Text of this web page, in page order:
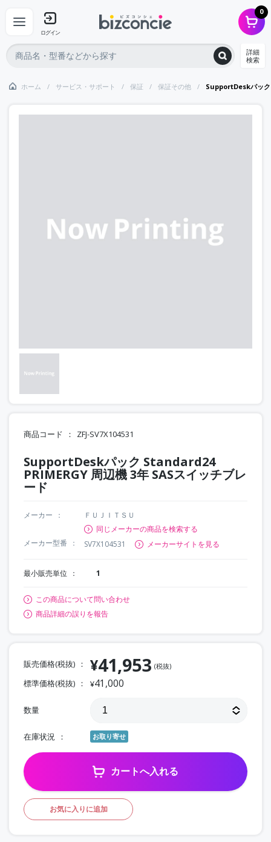
ログイン
0
詳細
検索
ホーム サービス・サポート 保証 保証その他 SupportDeskパック
商品コード ZFJ-SV7X104531
SupportDeskパック Standard24
PRIMERGY 周辺機 3年 SASスイッチブレ
ード
メーカー
ＦＵＪＩＴＳＵ
同じメーカーの商品を検索する
メーカー型番
SV7X104531 メーカーサイトを見る
最小販売単位 1
この商品について問い合わせ
商品詳細の誤りを報告
販売価格(税抜) ¥41,953 (税抜)
標準価格(税抜) ¥41,000
数量
在庫状況 お取り寄せ
カートへ入れる
お気に入りに追加